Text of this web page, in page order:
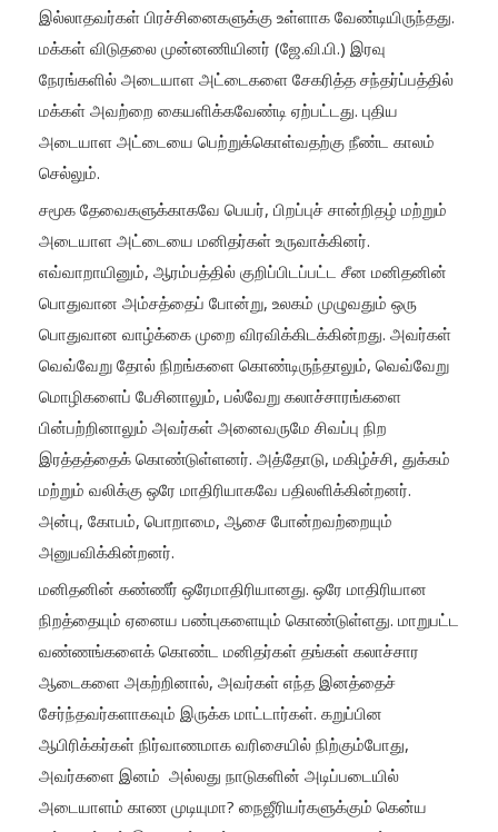
இல்லாதவர்கள் பிரச்சினைகளுக்கு உள்ளாக வேண்டியிருந்தது.
மக்கள் விடுதலை முன்னணியினர் (ஜே.வி.பி.) இரவு
நேரங்களில் அடையாள அட்டைகளை சேகரித்த சந்தர்ப்பத்தில்
மக்கள் அவற்றை கையளிக்கவேண்டி ஏற்பட்டது. புதிய
அடையாள அட்டையை பெற்றுக்கொள்வதற்கு நீண்ட காலம்
செல்லும்.
சமூக தேவைகளுக்காகவே பெயர், பிறப்புச் சான்றிதழ் மற்றும்
அடையாள அட்டையை மனிதர்கள் உருவாக்கினர்.
எவ்வாறாயினும், ஆரம்பத்தில் குறிப்பிடப்பட்ட சீன மனிதனின்
பொதுவான அம்சத்தைப் போன்று, உலகம் முழுவதும் ஒரு
பொதுவான வாழ்க்கை முறை விரவிக்கிடக்கின்றது. அவர்கள்
வெவ்வேறு தோல் நிறங்களை கொண்டிருந்தாலும், வெவ்வேறு
மொழிகளைப் பேசினாலும், பல்வேறு கலாச்சாரங்களை
பின்பற்றினாலும் அவர்கள் அனைவருமே சிவப்பு நிற
இரத்தத்தைக் கொண்டுள்ளனர். அத்தோடு, மகிழ்ச்சி, துக்கம்
மற்றும் வலிக்கு ஒரே மாதிரியாகவே பதிலளிக்கின்றனர்.
அன்பு, கோபம், பொறாமை, ஆசை போன்றவற்றையும்
அனுபவிக்கின்றனர்.
மனிதனின் கண்ணீர் ஒரேமாதிரியானது. ஒரே மாதிரியான
நிறத்தையும் ஏனைய பண்புகளையும் கொண்டுள்ளது. மாறுபட்ட
வண்ணங்களைக் கொண்ட மனிதர்கள் தங்கள் கலாச்சார
ஆடைகளை அகற்றினால், அவர்கள் எந்த இனத்தைச்
சேர்ந்தவர்களாகவும் இருக்க மாட்டார்கள். கறுப்பின
ஆபிரிக்கர்கள் நிர்வாணமாக வரிசையில் நிற்கும்போது,
அவர்களை இனம் அல்லது நாடுகளின் அடிப்படையில்
அடையாளம் காண முடியுமா? நைஜீரியர்களுக்கும் கென்ய